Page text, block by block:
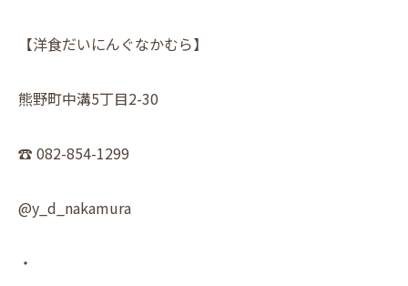
【洋食だいにんぐなかむら】
熊野町中溝5丁目2-30
☎︎ 082-854-1299
@y_d_nakamura
・